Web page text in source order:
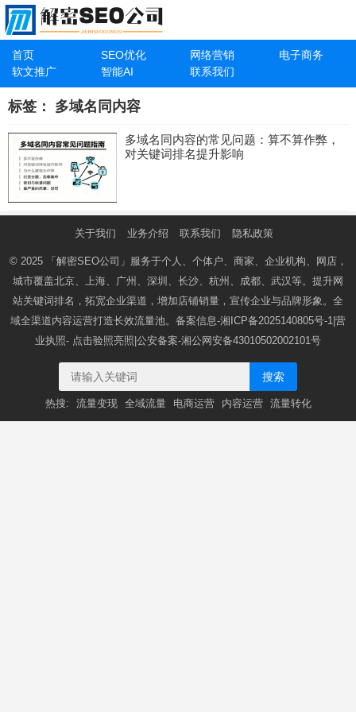
首页 SEO优化 网络营销
电子商务
软文推广
智能AI 联系我们
标签： 多域名同内容
多域名同内容的常见问题：算不算作弊，
对关键词排名提升影响
关于我们 业务介绍 联系我们 隐私政策
© 2025 「解密SEO公司」 服务于个人、个体户、商家、企业机构、网店，
城市覆盖北京、上海、广州、深圳、长沙、杭州、成都、武汉等。提升网
站关键词排名，拓宽企业渠道，增加店铺销量，宣传企业与品牌形象。全
域全渠道内容运营打造长效流量池。备案信息-湘ICP备2025140805号-1 |营
业执照- 点击验照亮照 |公安备案-湘公网安备43010502002101号
搜索
热搜: 流量变现 全域流量 电商运营 内容运营 流量转化